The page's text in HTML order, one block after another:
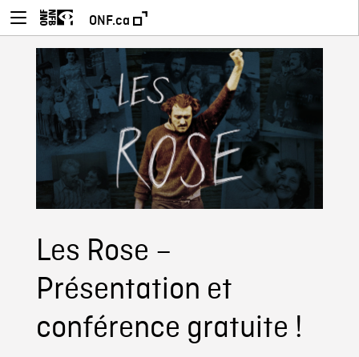
ONF.ca
Les Rose –
Présentation et
conférence gratuite !